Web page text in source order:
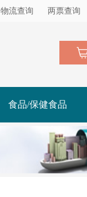
物流查询 两票查询
食品/保健食品